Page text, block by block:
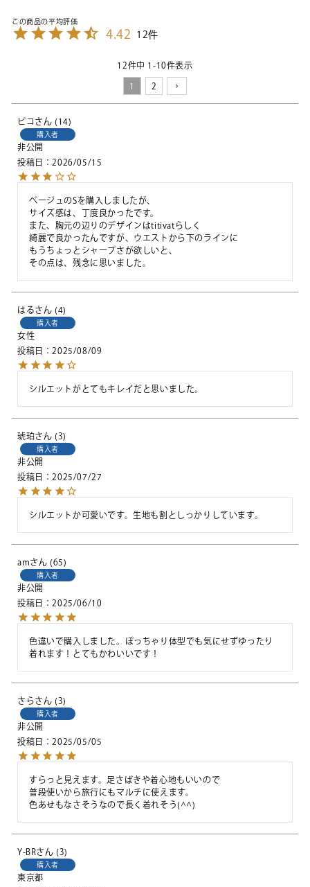
4.42 12
12件中 1 -10件表示
1 2
ピコ 14
購入者
非公開
投稿日
2026/05/15
ベージュのSを購入しましたが、
サイズ感は、丁度良かったです。
また、胸元の辺りのデザインはtitivatらしく
綺麗で良かったんですが、ウエストから下のラインに
もうちょっとシャープさが欲しいと、
はる 4
購入者
女性
投稿日
2025/08/09
シルエットがとてもキレイだと思いました。
琥珀 3
購入者
非公開
投稿日
2025/07/27
シルエットか可愛いです。生地も割としっかりしています。
am 65
購入者
非公開
投稿日
2025/06/10
色違いで購入しました。ぽっちゃり体型でも気にせずゆったり
着れます！とてもかわいいです！
さら 3
購入者
非公開
投稿日
2025/05/05
すらっと見えます。足さばきや着心地もいいので
普段使いから旅行にもマルチに使えます。
色あせもなさそうなので長く着れそう(^^)
Y-BR 3
購入者
東京都